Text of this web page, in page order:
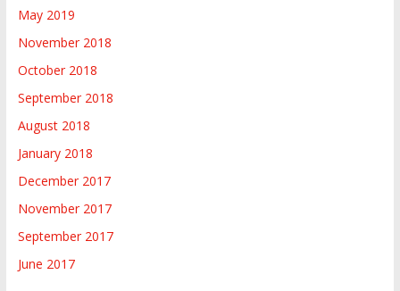
May 2019
November 2018
October 2018
September 2018
August 2018
January 2018
December 2017
November 2017
September 2017
June 2017